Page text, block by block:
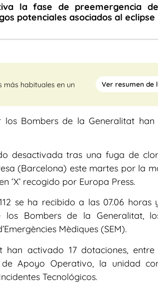
la fase de preemergencia
potenciales asociados al eclipse
más habituales en un
Ver resumen de
Bombers de la Generalitat han
desactivada tras una fuga de
(Barcelona) este martes por la
‘X’ recogido por Europa Press.
se ha recibido a las 07.06 horas
Bombers de la Generalitat,
Mèdiques (SEM).
activado 17 dotaciones, entre
Apoyo Operativo, la unidad
Tecnológicos.